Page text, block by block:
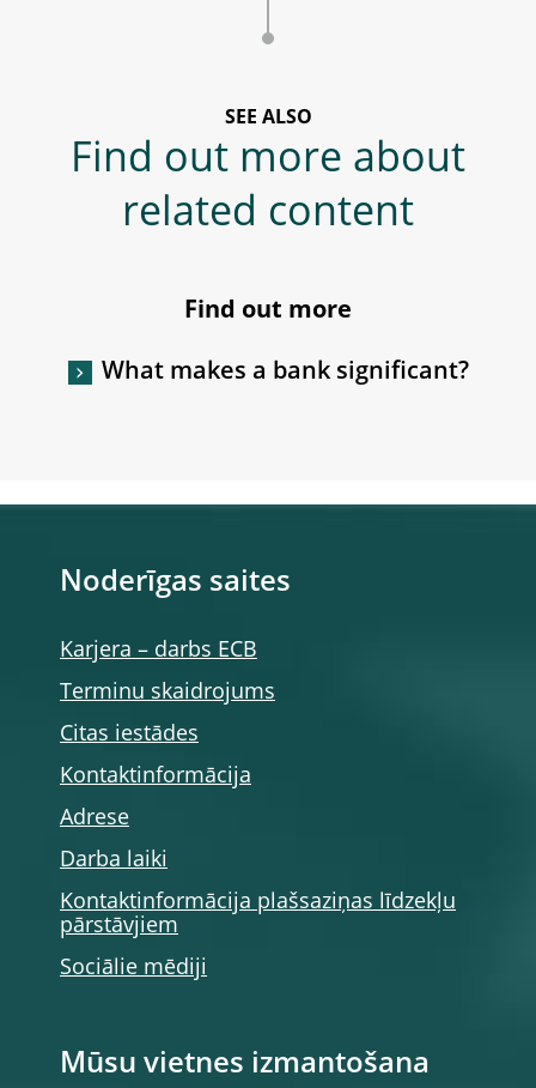
SEE ALSO
Find out more about
related content
Find out more
What makes a bank significant?
Noderīgas saites
Karjera – darbs ECB
Terminu skaidrojums
Citas iestādes
Kontaktinformācija
Adrese
Darba laiki
Kontaktinformācija plašsaziņas līdzekļu
pārstāvjiem
Sociālie mēdiji
Mūsu vietnes izmantošana